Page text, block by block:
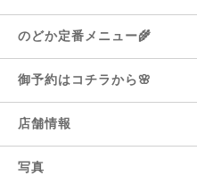
のどか定番メニュー🌾
御予約はコチラから🌸
店舗情報
写真